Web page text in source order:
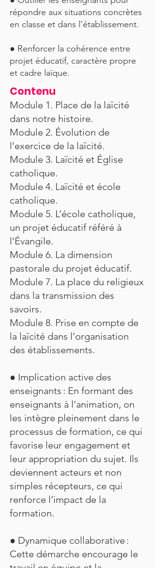
répondre aux situations concrètes
en classe et dans l’établissement.
● Renforcer la cohérence entre
projet éducatif, caractère propre
et cadre laïque.
Contenu
Module 1. Place de la laïcité
dans notre histoire.
Module 2. Évolution de
l’exercice de la laïcité.
Module 3. Laïcité et Église
catholique.
Module 4. Laïcité et école
catholique.
Module 5. L’école catholique,
un projet éducatif référé à
l’Évangile.
Module 6. La dimension
pastorale du projet éducatif.
Module 7. La place du religieux
dans la transmission des
savoirs.
Module 8. Prise en compte de
la laïcité dans l’organisation
des établissements.
● Implication active des
enseignants : En formant des
enseignants à l’animation, on
les intègre pleinement dans le
processus de formation, ce qui
favorise leur engagement et
leur appropriation du sujet. Ils
deviennent acteurs et non
simples récepteurs, ce qui
renforce l’impact de la
formation.
● Dynamique collaborative :
Cette démarche encourage le